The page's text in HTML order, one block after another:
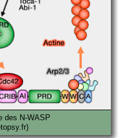
des N-WASP